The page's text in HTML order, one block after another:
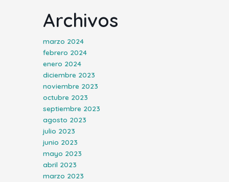
Archivos
marzo 2024
febrero 2024
enero 2024
diciembre 2023
noviembre 2023
octubre 2023
septiembre 2023
agosto 2023
julio 2023
junio 2023
mayo 2023
abril 2023
marzo 2023